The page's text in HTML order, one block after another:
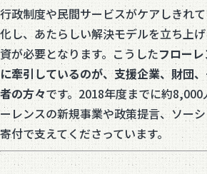
行政制度や民間サービスがケアしきれ
化し、あたらしい解決モデルを立ち上
資が必要となります。こうしたフロー
に牽引しているのが、支援企業、財団
者の方々です。2018年度までに約
ーレンスの新規事業や政策提言、ソー
寄付で支えてくださっています。